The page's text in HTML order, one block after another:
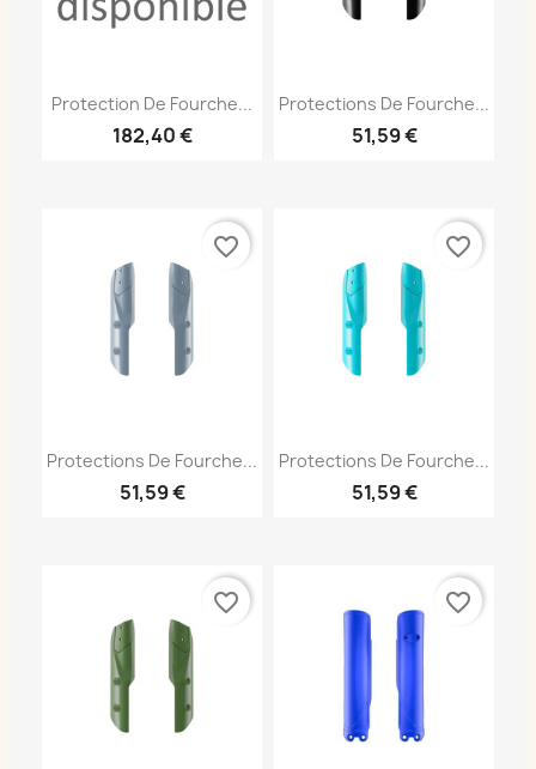
Protection De Fourche...
182,40 €
Protections De Fourche...
51,59 €
Protections De Fourche...
51,59 €
favorite_border
Protections De Fourche...
51,59 €
favorite_border
favorite_border favorite_border